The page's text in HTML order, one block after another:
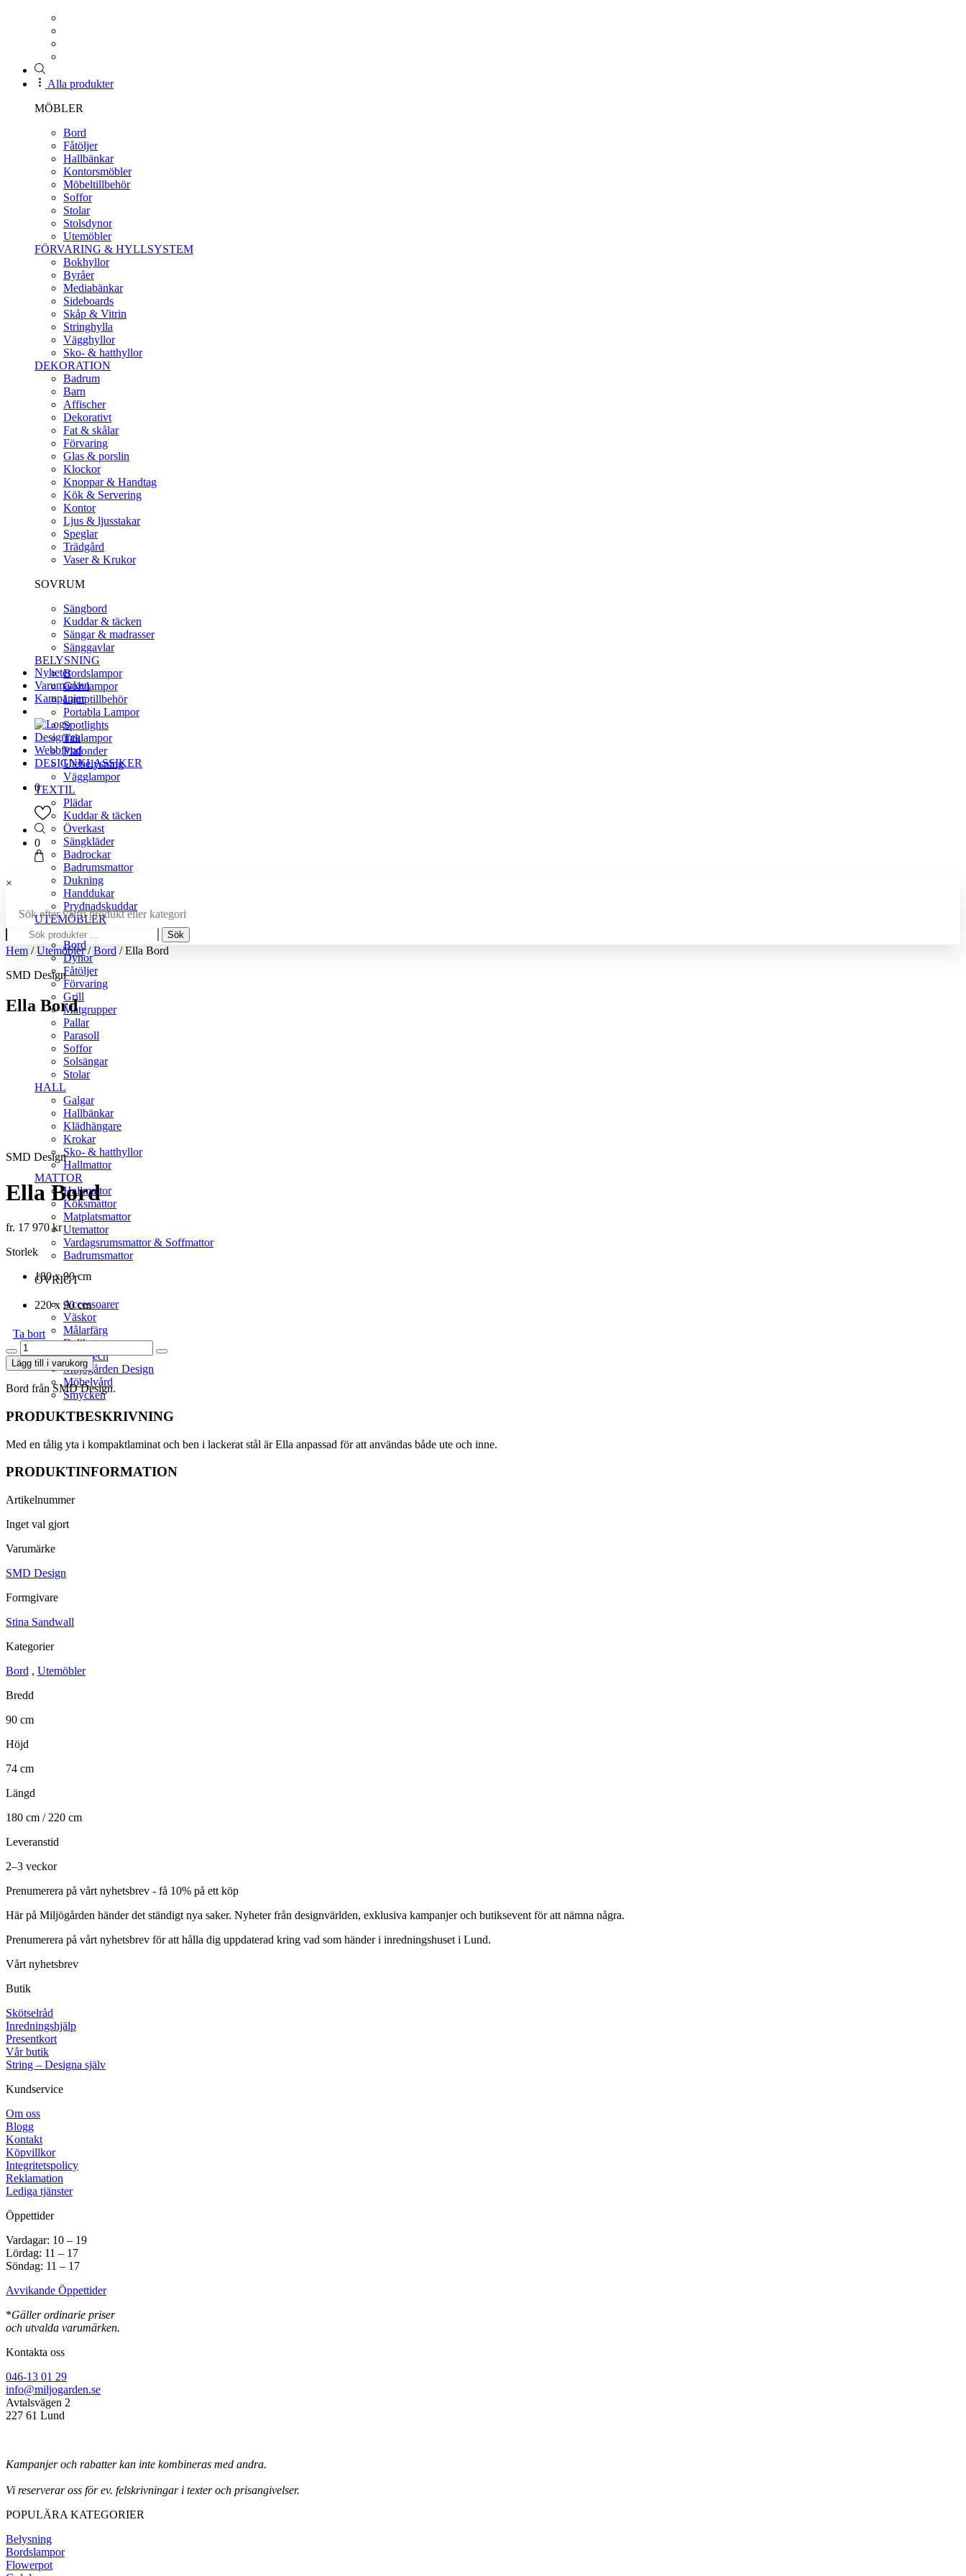
Alla produkter
MÖBLER
Bord
Fåtöljer
Hallbänkar
Kontorsmöbler
Möbeltillbehör
Soffor
Stolar
Stolsdynor
Utemöbler
FÖRVARING & HYLLSYSTEM
Bokhyllor
Byråer
Mediabänkar
Sideboards
Skåp & Vitrin
Stringhylla
Vägghyllor
Sko- & hatthyllor
DEKORATION
Badrum
Barn
Affischer
Dekorativt
Fat & skålar
Förvaring
Glas & porslin
Klockor
Knoppar & Handtag
Kök & Servering
Kontor
Ljus & ljusstakar
Speglar
Trädgård
Vaser & Krukor
SOVRUM
Sängbord
Kuddar & täcken
Sängar & madrasser
Sänggavlar
BELYSNING
Bordslampor
Golvlampor
Lamptillbehör
Portabla Lampor
Spotlights
Taklampor
Plafonder
Utebelysning
Vägglampor
TEXTIL
Plädar
Kuddar & täcken
Överkast
Sängkläder
Badrockar
Badrumsmattor
Dukning
Handdukar
Prydnadskuddar
UTEMÖBLER
Bänkar
Bord
Dynor
Fåtöljer
Förvaring
Grill
Matgrupper
Pallar
Parasoll
Soffor
Solsängar
Stolar
HALL
Galgar
Hallbänkar
Klädhängare
Krokar
Sko- & hatthyllor
Hallmattor
MATTOR
Hallmattor
Köksmattor
Matplatsmattor
Utemattor
Vardagsrumsmattor & Soffmattor
Badrumsmattor
ÖVRIGT
Accessoarer
Väskor
Målarfärg
Delikatesser
High-tech
Miljögården Design
Möbelvård
Smycken
Nyheter
Varumärken
Kampanjer
Designrea
Webbfynd
DESIGNKLASSIKER
0
0
×
Sök efter valfri produkt eller kategori
Sök
efter:
Sök
Hem /Utemöbler/Bord / Ella Bord
SMD Design
Ella Bord
PRODUKTBESKRIVNING
Med en tålig yta i kompaktlaminat och ben i lackerat stål är Ella anpassad för att användas både ute och inne.
SMD Design
Ella Bord
fr. 17 970kr
Storlek
180 x 90 cm
220 x 90 cm
Ta bort
Ella
Bord
mängd
Lägg till i varukorg
Bord från SMD Design.
PRODUKTBESKRIVNING
Med en tålig yta i kompaktlaminat och ben i lackerat stål är Ella anpassad för att användas både ute och inne.
PRODUKTINFORMATION
Artikelnummer
Inget val gjort
Varumärke
SMD Design
Formgivare
Stina Sandwall
Kategorier
Bord , Utemöbler
Bredd
90 cm
Höjd
74 cm
Längd
180 cm / 220 cm
Leveranstid
2–3 veckor
Prenumerera på vårt nyhetsbrev - få 10% på ett köp
Här på Miljögården händer det ständigt nya saker. Nyheter från designvärlden, exklusiva kampanjer och butiksevent för att nämna några.
Prenumerera på vårt nyhetsbrev för att hålla dig uppdaterad kring vad som händer i inredningshuset i Lund.
Vårt nyhetsbrev
Butik
Skötselråd
Inredningshjälp
Presentkort
Vår butik
String – Designa själv
Kundservice
Om oss
Blogg
Kontakt
Köpvillkor
Integritetspolicy
Reklamation
Lediga tjänster
Öppettider
Vardagar: 10 – 19
Lördag: 11 – 17
Söndag: 11 – 17
Avvikande Öppettider
*Gäller ordinarie priser
och utvalda varumärken.
Kontakta oss
046-13 01 29
info@miljogarden.se
Avtalsvägen 2
227 61 Lund
Kampanjer och rabatter kan inte kombineras med andra.
Vi reserverar oss för ev. felskrivningar i texter och prisangivelser.
POPULÄRA KATEGORIER
Belysning
Bordslampor
Flowerpot